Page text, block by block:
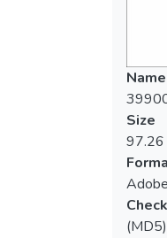
Name
Size
97.26